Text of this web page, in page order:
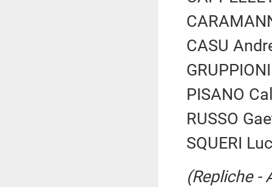
CASU
PISANO
RUSSO
SQUERI
(Repliche -